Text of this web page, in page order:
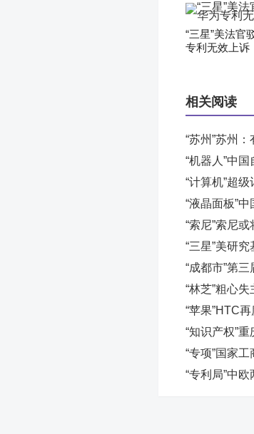
“三星”美法官
专利无效上诉
相关阅读
“苏州”苏州
“机器人”中
“计算机”超
“液晶面板”
“索尼”索尼
“三星”美研
“成都市”第
“林芝”粗心
“苹果”HTC
“知识产权”
“专项”国家
“专利局”中